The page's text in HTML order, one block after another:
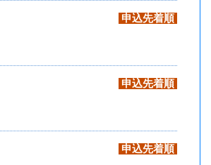
申込先着順
申込先着順
申込先着順